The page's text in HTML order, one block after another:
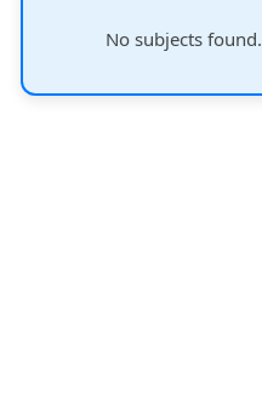
No subjects found.